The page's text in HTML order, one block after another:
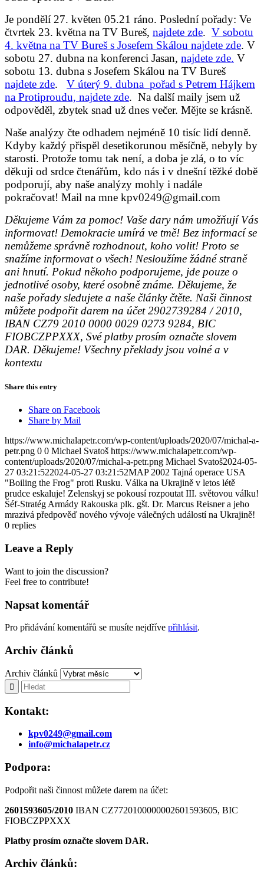
Je pondělí 27. květen 05.21 ráno. Poslední pořady: Ve
čtvrtek 23. května na TV Bureš, najdete zde. V sobotu
4. května na TV Bureš s Josefem Skálou najdete zde. V
sobotu 27. dubna na konferenci Jasan, najdete zde. V
sobotu 13. dubna s Josefem Skálou na TV Bureš
najdete zde. V úterý 9. dubna pořad s Petrem Hájkem
na Protiproudu, najdete zde. Na další maily jsem už
odpověděl, zbytek snad už dnes večer. Mějte se krásně.
Naše analýzy čte odhadem nejméně 10 tisíc lidí denně.
Kdyby každý přispěl desetikorunou měsíčně, nebyly by
starosti. Protože tomu tak není, a doba je zlá, o to víc
děkuji od srdce čtenářům, kdo nás i v dnešní těžké době
podporují, aby naše analýzy mohly i nadále
pokračovat! Mail na mne kpv0249@gmail.com
Děkujeme Vám za pomoc! Vaše dary nám umožňují Vás
informovat! Demokracie umírá ve tmě! Bez informací se
nemůžeme správně rozhodnout, koho volit! Proto se
snažíme informovat o všech! Nesloužíme žádné straně
ani hnutí. Pokud někoho podporujeme, jde pouze o
jednotlivé osoby, které osobně známe. Děkujeme, že
naše pořady sledujete a naše články čtěte. Naši činnost
můžete podpořit darem na účet 2902739284 / 2010,
IBAN CZ79 2010 0000 0029 0273 9284, BIC
FIOBCZPPXXX, Své platby prosím označte slovem
DAR. Děkujeme! Všechny překlady jsou volné a v
kontextu
Share this entry
Share on Facebook
Share by Mail
https://www.michalapetr.com/wp-content/uploads/2020/07/michal-a-
petr.png 0 0 Michael Svatoš https://www.michalapetr.com/wp-
content/uploads/2020/07/michal-a-petr.png Michael Svatoš2024-05-
27 03:21:522024-05-27 03:21:52MAP 2002 Tajná operace USA
"Boiling the Frog" proti Rusku. Válka na Ukrajině v letos létě
prudce eskaluje! Zelenskyj se pokousí rozpoutat III. světovou válku!
Šéf-Stratég Armády Rakouska plk. gšt. Dr. Marcus Reisner a jeho
mrazivá předpověď nového vývoje válečných událostí na Ukrajině!
0 replies
Leave a Reply
Want to join the discussion?
Feel free to contribute!
Napsat komentář
Pro přidávání komentářů se musíte nejdříve přihlásit.
Archiv článků
Archiv článků
Kontakt:
kpv0249@gmail.com
info@michalapetr.cz
Podpora:
Podpořit naši činnost můžete darem na účet:
2601593605/2010 IBAN CZ7720100000002601593605, BIC
FIOBCZPPXXX
Platby prosím označte slovem DAR.
Archiv článků: